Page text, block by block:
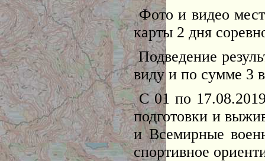
Фото и видео
карты 2 дня
Подведение
виду и по сумме 3
С 01 по
подготовки и
и Всемирные
спортивное